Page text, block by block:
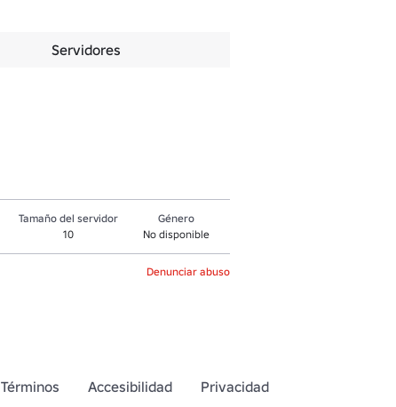
Servidores
Tamaño del servidor
10
Género
No disponible
Denunciar abuso
Términos Accesibilidad Privacidad